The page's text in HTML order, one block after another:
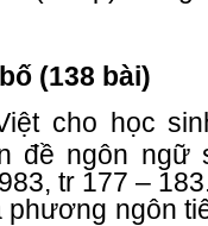
(138 bài)
cho học
đề ngôn ngữ
tr 177 –
phương ngôn